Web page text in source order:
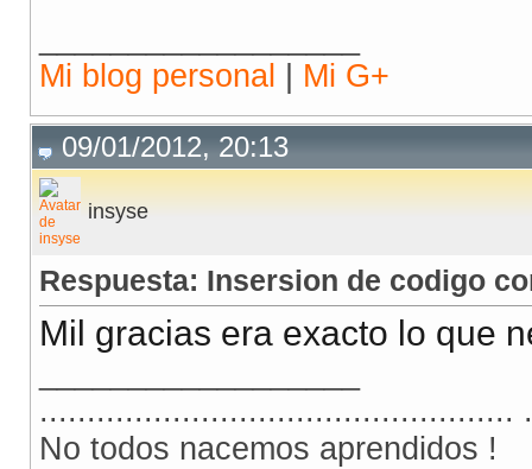
Mi blog personal | Mi G+
09/01/2012, 20:13
insyse
Respuesta: Insersion de codigo
Mil gracias era exacto lo que
..................................................
No todos nacemos aprendidos !